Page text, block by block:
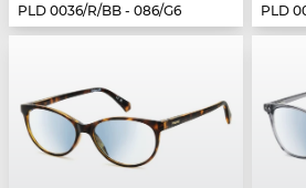
PLD 0036/R/BB - 086/G6
PLD